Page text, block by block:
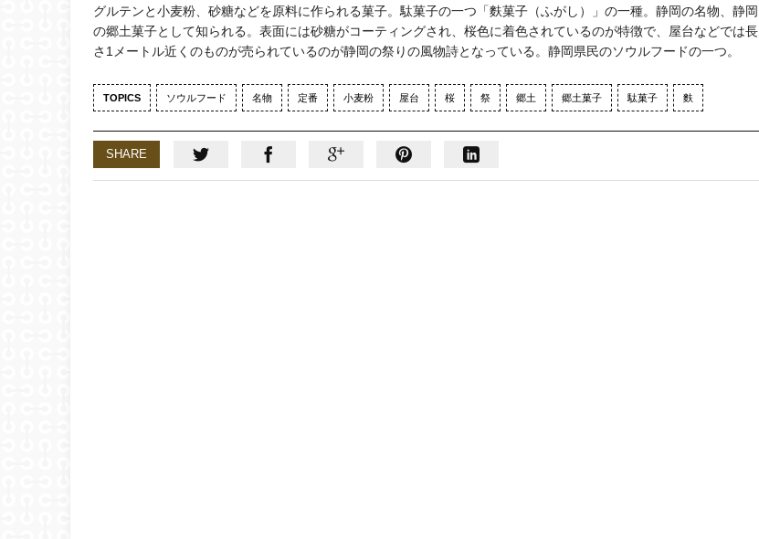
グルテンと小麦粉、砂糖などを原料に作られる菓子。駄菓子の一つ「麩菓子（ふがし）」の一種。静岡の名物、静岡
の郷土菓子として知られる。表面には砂糖がコーティングされ、桜色に着色されているのが特徴で、屋台などでは長
さ1メートル近くのものが売られているのが静岡の祭りの風物詩となっている。静岡県民のソウルフードの一つ。
TOPICS ソウルフード 名物 定番 小麦粉 屋台 桜 祭 郷土 郷土菓子 駄菓子 麩
SHARE